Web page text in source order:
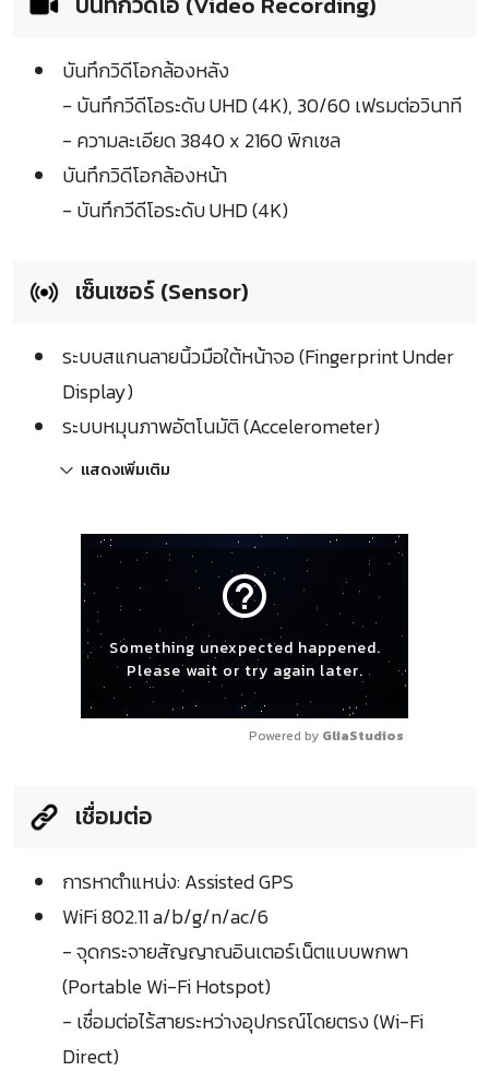
บันทึกวิดีโอกล้องหลัง
- บันทึกวีดีโอระดับ UHD (4K), 30/60 เฟรมต่อวินาที
- ความละเอียด 3840 x 2160 พิกเซล
บันทึกวิดีโอกล้องหน้า
- บันทึกวีดีโอระดับ UHD (4K)
เซ็นเซอร์ (Sensor)
ระบบสแกนลายนิ้วมือใต้หน้าจอ (Fingerprint Under
Display)
ระบบหมุนภาพอัตโนมัติ (Accelerometer)
แสดงเพิ่มเติม
help_outline
Something unexpected happened.
Please wait or try again later.
Powered by GliaStudios
เชื่อมต่อ
การหาตำแหน่ง: Assisted GPS
WiFi 802.11 a/b/g/n/ac/6
- จุดกระจายสัญญาณอินเตอร์เน็ตแบบพกพา
(Portable Wi-Fi Hotspot)
- เชื่อมต่อไร้สายระหว่างอุปกรณ์โดยตรง (Wi-Fi
Direct)